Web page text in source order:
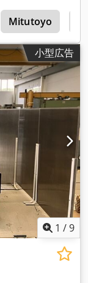
Mitutoyo
小型広告
1 /9